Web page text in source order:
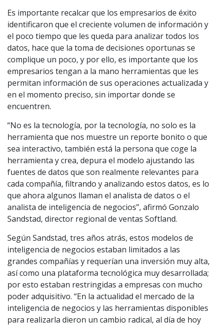
Es importante recalcar que los empresarios de éxito
identificaron que el creciente volumen de información y
el poco tiempo que les queda para analizar todos los
datos, hace que la toma de decisiones oportunas se
complique un poco, y por ello, es importante que los
empresarios tengan a la mano herramientas que les
permitan información de sus operaciones actualizada y
en el momento preciso, sin importar donde se
encuentren.
“No es la tecnología, por la tecnología, no solo es la
herramienta que nos muestre un reporte bonito o que
sea interactivo, también está la persona que coge la
herramienta y crea, depura el modelo ajustando las
fuentes de datos que son realmente relevantes para
cada compañía, filtrando y analizando estos datos, es lo
que ahora algunos llaman el analista de datos o el
analista de inteligencia de negocios”, afirmó Gonzalo
Sandstad, director regional de ventas Softland.
Según Sandstad, tres años atrás, estos modelos de
inteligencia de negocios estaban limitados a las
grandes compañías y requerían una inversión muy alta,
así como una plataforma tecnológica muy desarrollada;
por esto estaban restringidas a empresas con mucho
poder adquisitivo. “En la actualidad el mercado de la
inteligencia de negocios y las herramientas disponibles
para realizarla dieron un cambio radical, al día de hoy